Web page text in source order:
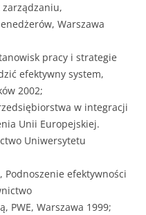
zarządzaniu,
Warszawa
pracy i strategie
efektywny system,
2002;
w integracji
Unii Europejskiej.
Uniwersytetu
Podnoszenie efektywności
PWE, Warszawa 1999;